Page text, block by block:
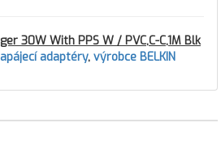
30W With PPS W / PVC,C-C,1M Blk
adaptéry, výrobce BELKIN